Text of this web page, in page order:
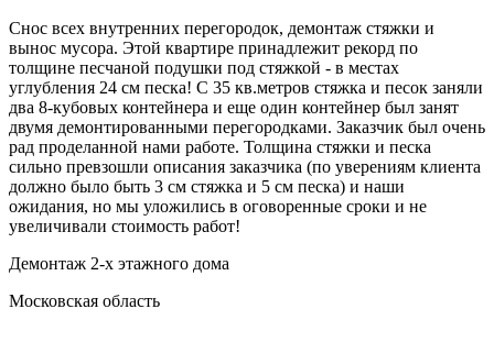
Снос всех внутренних перегородок, демонтаж стяжки и
вынос мусора. Этой квартире принадлежит рекорд по
толщине песчаной подушки под стяжкой - в местах
углубления 24 см песка! С 35 кв.метров стяжка и песок заняли
два 8-кубовых контейнера и еще один контейнер был занят
двумя демонтированными перегородками. Заказчик был очень
рад проделанной нами работе. Толщина стяжки и песка
сильно превзошли описания заказчика (по уверениям клиента
должно было быть 3 см стяжка и 5 см песка) и наши
ожидания, но мы уложились в оговоренные сроки и не
увеличивали стоимость работ!
Демонтаж 2-х этажного дома
Московская область